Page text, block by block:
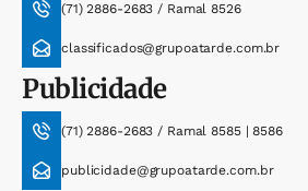
(71) 2886-2683 / Ramal 8526
classificados@grupoatarde.com.br
Publicidade
(71) 2886-2683 / Ramal 8585 | 8586
publicidade@grupoatarde.com.br